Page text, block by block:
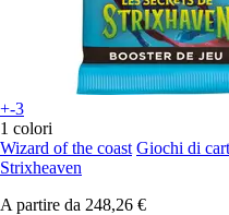
+-3
1 colori
Wizard of the coast Giochi di
Strixheaven
A partire da 248,26 €